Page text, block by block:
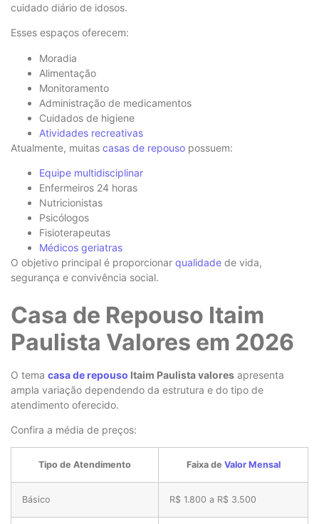
cuidado diário de idosos.
Esses espaços oferecem:
Moradia
Alimentação
Monitoramento
Administração de medicamentos
Cuidados de higiene
Atividades recreativas
Atualmente, muitas casas de repouso possuem:
Equipe multidisciplinar
Enfermeiros 24 horas
Nutricionistas
Psicólogos
Fisioterapeutas
Médicos geriatras
O objetivo principal é proporcionar qualidade de vida,
segurança e convivência social.
Casa de Repouso Itaim
Paulista Valores em 2026
O tema casa de repouso Itaim Paulista valores apresenta
ampla variação dependendo da estrutura e do tipo de
atendimento oferecido.
Confira a média de preços:
Tipo de Atendimento Faixa de Valor Mensal
Básico R$ 1.800 a R$ 3.500